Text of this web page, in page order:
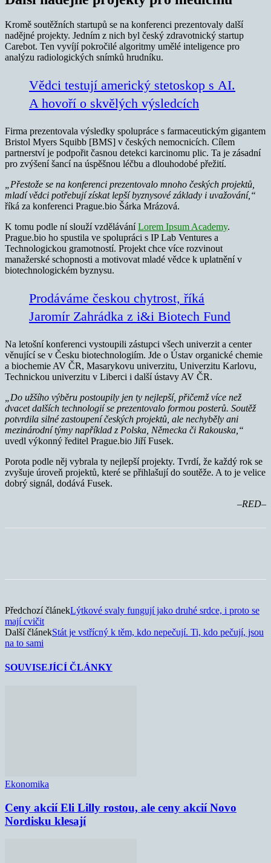
Kromě soutěžních startupů se na konferenci prezentovaly další
nadějné projekty. Jedním z nich byl český zdravotnický startup
Carebot. Ten vyvíjí pokročilé algoritmy umělé inteligence pro
analýzu radiologických snímků hrudníku.
Vědci testují americký stetoskop s AI.
A hovoří o skvělých výsledcích
Firma prezentovala výsledky spolupráce s farmaceutickým gigantem
Bristol Myers Squibb [BMS] v českých nemocnicích. Cílem
partnerství je podpořit časnou detekci karcinomu plic. Ta je zásadní
pro zvýšení šancí na úspěšnou léčbu a dlouhodobé přežití.
„Přestože se na konferenci prezentovalo mnoho českých projektů,
mladí vědci potřebují získat lepší byznysové základy i uvažování,“
říká za konferenci Prague.bio Šárka Mrázová.
K tomu podle ní slouží vzděláváníLorem Ipsum Academy.
Prague.bio ho spustila ve spolupráci s IP Lab Ventures a
Technologickou gramotností. Projekt chce více rozvinout
manažerské schopnosti a motivovat mladé vědce k uplatnění v
biotechnologickém byznysu.
Prodáváme českou chytrost, říká
Jaromír Zahrádka z i&i Biotech Fund
Na letošní konferenci vystoupili zástupci všech univerzit a center
věnující se v Česku biotechnologiím. Jde o Ústav organické chemie
a biochemie AV ČR, Masarykovu univerzitu, Univerzitu Karlovu,
Technickou univerzitu v Liberci i další ústavy AV ČR.
„Do užšího výběru postoupily jen ty nejlepší, přičemž více než
dvacet dalších technologií se prezentovalo formou posterů. Soutěž
potvrdila silné zastoupení českých projektů, ale nechyběly ani
mezinárodní týmy například z Polska, Německa či Rakouska,“
uvedl výkonný ředitel Prague.bio Jiří Fusek.
Porota podle něj vybrala ty nejlepší projekty. Tvrdí, že každý rok se
zvyšuje úroveň projektů, které se přihlašují do soutěže. A to je velice
dobrý signál, dodává Fusek.
–RED–
Předchozí článekLýtkové svaly fungují jako druhé srdce, i proto se
mají cvičit
Další článekStát je vstřícný k těm, kdo nepečují. Ti, kdo pečují, jsou
na to sami
SOUVISEJÍCÍ ČLÁNKY
Ekonomika
Ceny akcií Eli Lilly rostou, ale ceny akcií Novo
Nordisku klesají